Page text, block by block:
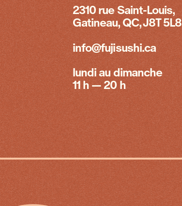
2310 rue Saint-Louis,
Gatineau, QC, J8T 5L8
info@fujisushi.ca
lundi au dimanche
11 h — 20 h